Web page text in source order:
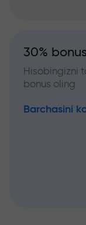
30% bonus
Hisobingizni
bonus oling
Barchasini